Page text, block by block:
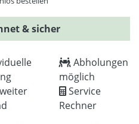
& sicher
Abholungen
möglich
Service
Rechner